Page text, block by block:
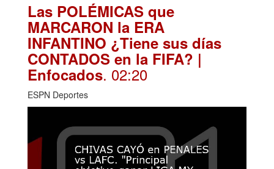
Las POLÉMICAS que
MARCARON la ERA
INFANTINO ¿Tiene sus días
CONTADOS en la FIFA? |
Enfocados. 02:20
ESPN Deportes